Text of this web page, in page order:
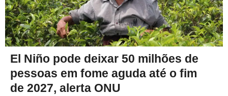
El Niño pode deixar 50 milhões de
pessoas em fome aguda até o fim
de 2027, alerta ONU